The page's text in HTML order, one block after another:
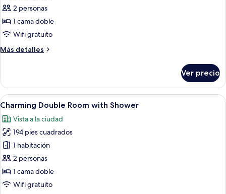
Comfort
Double
Room
Shower
2 personas
1 cama doble
Wifi gratuito
Más detalles
Más
Double
Room
with
Ver precio
Abrir
todas
las
fotos
de
Charming
Double
Room
Una habitación de hotel moderna
4
Charming Double Room with Shower
Vista a la ciudad
194 pies cuadrados
1 habitación
2 personas
1 cama doble
Wifi gratuito